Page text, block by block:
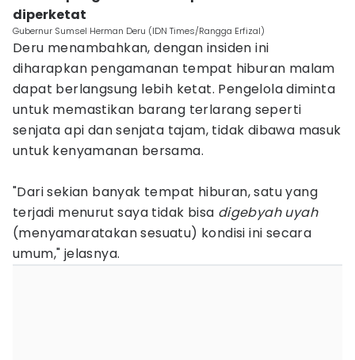
diperketat
Gubernur Sumsel Herman Deru (IDN Times/Rangga Erfizal)
Deru menambahkan, dengan insiden ini
diharapkan pengamanan tempat hiburan malam
dapat berlangsung lebih ketat. Pengelola diminta
untuk memastikan barang terlarang seperti
senjata api dan senjata tajam, tidak dibawa masuk
untuk kenyamanan bersama.
"Dari sekian banyak tempat hiburan, satu yang
terjadi menurut saya tidak bisa digebyah uyah
(menyamaratakan sesuatu) kondisi ini secara
umum," jelasnya.